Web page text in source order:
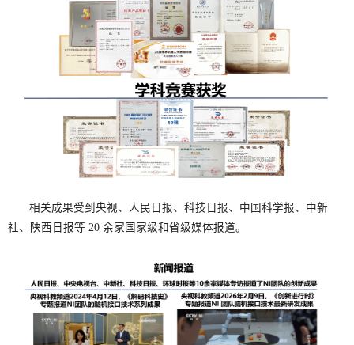
相关成果受到央视、人民日报、科技日报、中国科学报、中新
社、陕西日报等 20 余家国家级和省级媒体报道。